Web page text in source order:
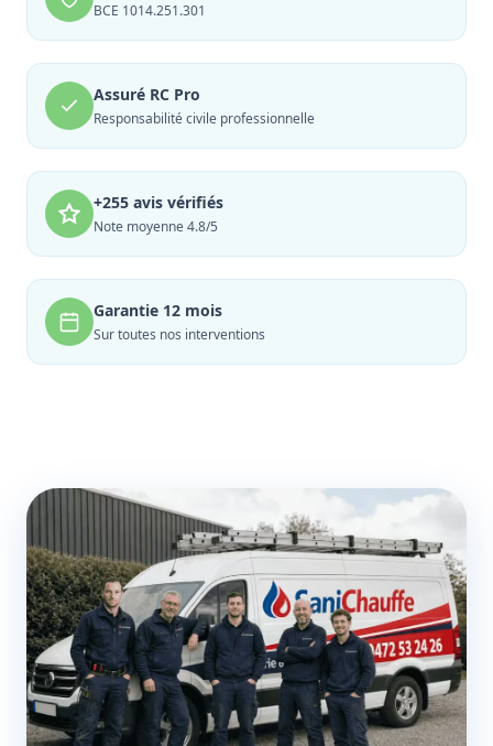
BCE 1014.251.301
Assuré RC Pro
Responsabilité civile professionnelle
+255 avis vérifiés
Note moyenne 4.8/5
Garantie 12 mois
Sur toutes nos interventions